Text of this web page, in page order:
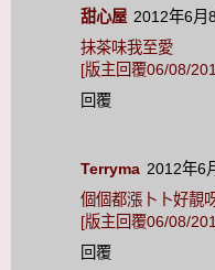
甜心屋 2012年6月
抺茶味我至愛
[版主回覆06/08/
回覆
Terryma 2012年6
個個都漲卜卜好靚
[版主回覆06/08/
回覆